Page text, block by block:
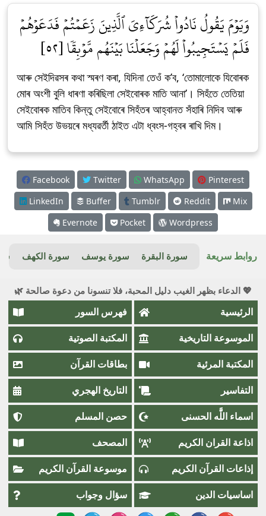
وَيَوۡمَ يَقُولُ نَادُواْ شُرَكَآءِيَ ٱلَّذِينَ زَعَمۡتُمۡ فَدَعَوۡهُمۡ
فَلَمۡ يَسۡتَجِيبُواْ لَهُمۡ وَجَعَلۡنَا بَيۡنَهُم مَّوۡبِقٗا [٥٢]
আৰু সেইদিৱসৰ কথা স্মৰণ কৰা, যিদিনা তেওঁ ক’ব, ‘তোমালোকে যিবোৰক
মোৰ অংশী বুলি ধাৰণা কৰিছিলা সেইবোৰক মাতি আনা’। সিহঁতে তেতিয়া
সেইবোৰক মাতিব কিন্তু সেইবোৰে সিহঁতৰ আহ্বানত সঁহাৰি নিদিব আৰু
আমি সিহঁত উভয়ৰে মধ্যৱৰ্তী ঠাইত এটা ধ্বংস-গহ্বৰ ৰাখি দিম।
Facebook Twitter WhatsApp
Pinterest
LinkedIn
Buffer Tumblr Reddit
Mix
Evernote
Pocket Wordpress
روابط سريعة سورة البقرة سورة يوسف سورة الكهف
💖 الدعاء بظهر الغيب دليل المحبة، فلا تنسونا من دعوة صالحة 🌿
الرئيسية فهرس السور
الموسوعة التاريخية المكتبة الصوتية
المكتبة المرئية بطاقات القرآن
التفاسير التاريخ الهجري
اسماء اللَّٰه الحسنى حصن المسلم
اذاعة القران الكريم المصحف
إذاعات القرآن الكريم موسوعة القرآن الكريم
اساسيات الدين سؤال وجواب